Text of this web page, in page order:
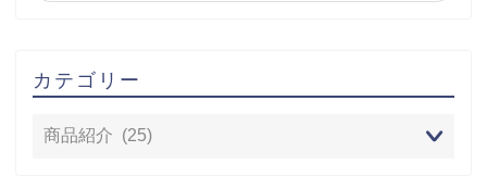
カテゴリー